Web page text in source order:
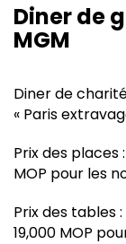
Diner de
MGM
Diner de
« Paris
Prix des places
MOP pour les
Prix des tables
19,000 MOP